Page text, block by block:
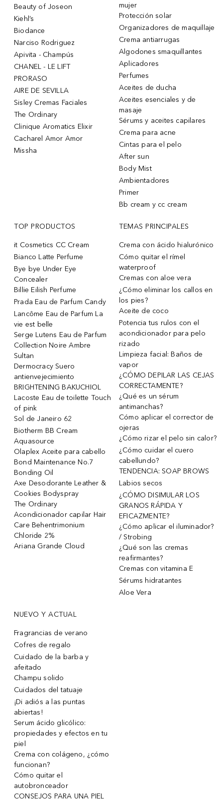
Beauty of Joseon
Kiehl’s
Biodance
Narciso Rodriguez
Apivita - Champús
CHANEL - LE LIFT
PRORASO
AIRE DE SEVILLA
Sisley Cremas Faciales
The Ordinary
Clinique Aromatics Elixir
Cacharel Amor Amor
Missha
mujer
Protección solar
Organizadores de maquillaje
Crema antiarrugas
Algodones smaquillantes
Aplicadores
Perfumes
Aceites de ducha
Aceites esenciales y de
masaje
Sérums y aceites capilares
Crema para acne
Cintas para el pelo
After sun
Body Mist
Ambientadores
Primer
Bb cream y cc cream
TOP PRODUCTOS
it Cosmetics CC Cream
Bianco Latte Perfume
Bye bye Under Eye
Concealer
Billie Eilish Perfume
Prada Eau de Parfum Candy
Lancôme Eau de Parfum La
vie est belle
Serge Lutens Eau de Parfum
Collection Noire Ambre
Sultan
Dermocracy Suero
antienvejecimiento
BRIGHTENING BAKUCHIOL
Lacoste Eau de toilette Touch
of pink
Sol de Janeiro 62
Biotherm BB Cream
Aquasource
Olaplex Aceite para cabello
Bond Maintenance No.7
Bonding Oil
Axe Desodorante Leather &
Cookies Bodyspray
The Ordinary
Acondicionador capilar Hair
Care Behentrimonium
Chloride 2%
Ariana Grande Cloud
TEMAS PRINCIPALES
Crema con ácido hialurónico
Cómo quitar el rímel
waterproof
Cremas con aloe vera
¿Cómo eliminar los callos en
los pies?
Aceite de coco
Potencia tus rulos con el
acondicionador para pelo
rizado
Limpieza facial: Baños de
vapor
¿CÓMO DEPILAR LAS CEJAS
CORRECTAMENTE?
¿Qué es un sérum
antimanchas?
Cómo aplicar el corrector de
ojeras
¿Cómo rizar el pelo sin calor?
¿Cómo cuidar el cuero
cabellundo?
TENDENCIA: SOAP BROWS
Labios secos
¿CÓMO DISIMULAR LOS
GRANOS RÁPIDA Y
EFICAZMENTE?
¿Cómo aplicar el iluminador?
/ Strobing
¿Qué son las cremas
reafirmantes?
Cremas con vitamina E
Sérums hidratantes
Aloe Vera
NUEVO Y ACTUAL
Fragrancias de verano
Cofres de regalo
Cuidado de la barba y
afeitado
Champu solido
Cuidados del tatuaje
¡Di adiós a las puntas
abiertas!
Serum ácido glicólico:
propiedades y efectos en tu
piel
Crema con colágeno, ¿cómo
funcionan?
Cómo quitar el
autobronceador
CONSEJOS PARA UNA PIEL